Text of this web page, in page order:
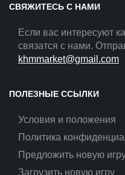
СВЯЖИТЕСЬ С НАМИ
Если вас интересуют
связатся с нами.
khmmarket@gmail.com
ПОЛЕЗНЫЕ ССЫЛКИ
Условия и положения
Политика
Предложить новую
Загрузить новую игру